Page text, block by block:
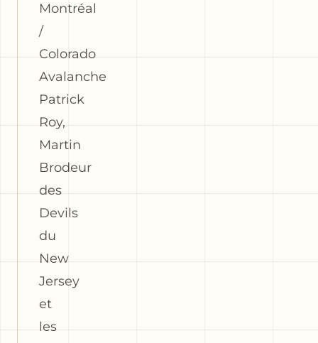
Montréal
/
Colorado
Avalanche
Patrick
Roy,
Martin
Brodeur
des
Devils
du
New
Jersey
et
les